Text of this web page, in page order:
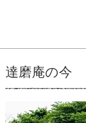
達磨庵の今